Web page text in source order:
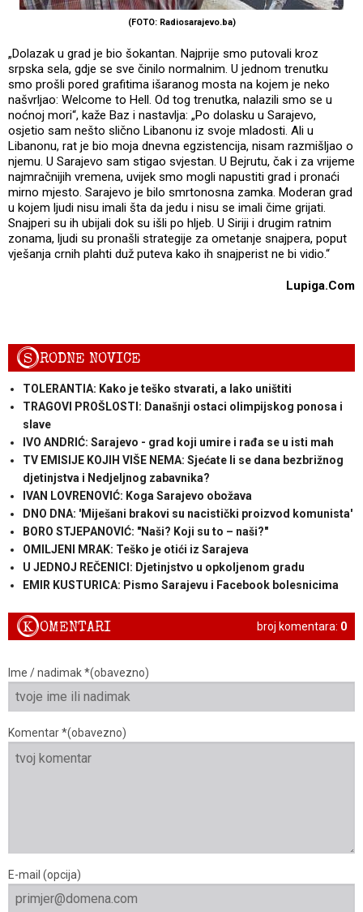
(FOTO: Radiosarajevo.ba)
„Dolazak u grad je bio šokantan. Najprije smo putovali kroz
srpska sela, gdje se sve činilo normalnim. U jednom trenutku
smo prošli pored grafitima išaranog mosta na kojem je neko
našvrljao: Welcome to Hell. Od tog trenutka, nalazili smo se u
noćnoj mori“, kaže Baz i nastavlja: „Po dolasku u Sarajevo,
osjetio sam nešto slično Libanonu iz svoje mladosti. Ali u
Libanonu, rat je bio moja dnevna egzistencija, nisam razmišljao o
njemu. U Sarajevo sam stigao svjestan. U Bejrutu, čak i za vrijeme
najmračnijih vremena, uvijek smo mogli napustiti grad i pronaći
mirno mjesto. Sarajevo je bilo smrtonosna zamka. Moderan grad
u kojem ljudi nisu imali šta da jedu i nisu se imali čime grijati.
Snajperi su ih ubijali dok su išli po hljeb. U Siriji i drugim ratnim
zonama, ljudi su pronašli strategije za ometanje snajpera, poput
vješanja crnih plahti duž puteva kako ih snajperist ne bi vidio.“
Lupiga.Com
SRODNE NOVICE
TOLERANTIA: Kako je teško stvarati, a lako uništiti
TRAGOVI PROŠLOSTI: Današnji ostaci olimpijskog ponosa i
slave
IVO ANDRIĆ: Sarajevo - grad koji umire i rađa se u isti mah
TV EMISIJE KOJIH VIŠE NEMA: Sjećate li se dana bezbrižnog
djetinjstva i Nedjeljnog zabavnika?
IVAN LOVRENOVIĆ: Koga Sarajevo obožava
DNO DNA: 'Miješani brakovi su nacistički proizvod komunista'
BORO STJEPANOVIĆ: "Naši? Koji su to – naši?"
OMILJENI MRAK: Teško je otići iz Sarajeva
U JEDNOJ REČENICI: Djetinjstvo u opkoljenom gradu
EMIR KUSTURICA: Pismo Sarajevu i Facebook bolesnicima
broj komentara: 0
KOMENTARI
Ime / nadimak *(obavezno)
Komentar *(obavezno)
E-mail (opcija)